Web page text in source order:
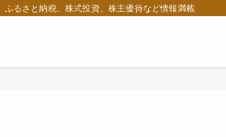
るさと納税、株式投資、株主優待など情報満載